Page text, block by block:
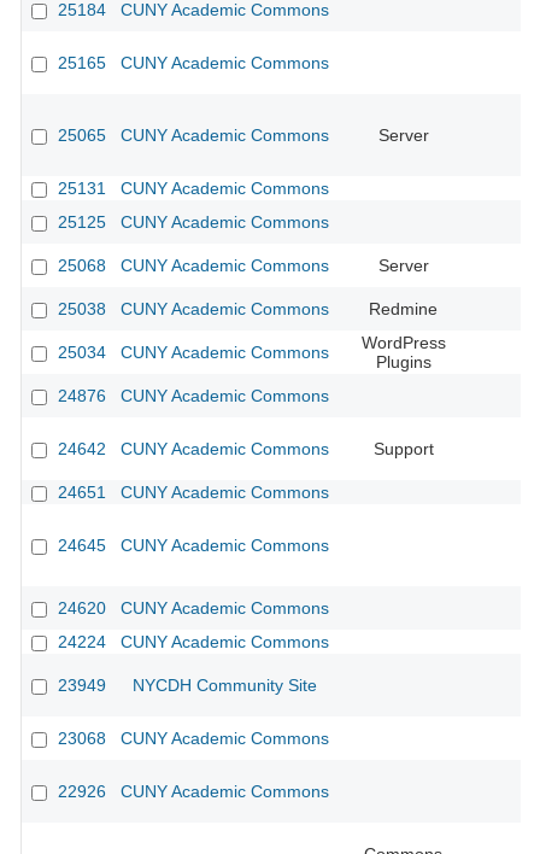
25184 CUNY Academic Commons
25165 CUNY Academic Commons
25065 CUNY Academic Commons Server
25131
CUNY Academic Commons
25125
CUNY Academic Commons
25068 CUNY Academic Commons Server
25038 CUNY Academic Commons Redmine
25034 CUNY Academic Commons
WordPress
Plugins
24876
CUNY Academic Commons
24642 CUNY Academic Commons Support
24651 CUNY Academic Commons
24645 CUNY Academic Commons
24620
CUNY Academic Commons
24224
CUNY Academic Commons
23949 NYCDH Community Site
23068 CUNY Academic Commons
22926 CUNY Academic Commons